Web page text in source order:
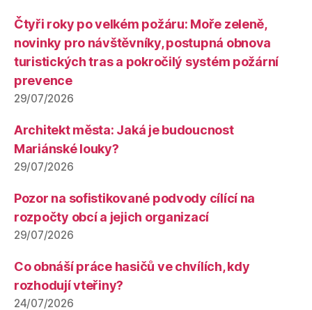
Čtyři roky po velkém požáru: Moře zeleně,
novinky pro návštěvníky, postupná obnova
turistických tras a pokročilý systém požární
prevence
29/07/2026
Architekt města: Jaká je budoucnost
Mariánské louky?
29/07/2026
Pozor na sofistikované podvody cílící na
rozpočty obcí a jejich organizací
29/07/2026
Co obnáší práce hasičů ve chvílích, kdy
rozhodují vteřiny?
24/07/2026